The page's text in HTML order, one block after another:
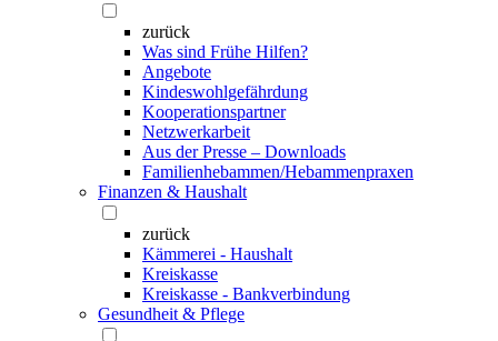
zurück
Was sind Frühe Hilfen?
Angebote
Kindeswohlgefährdung
Kooperationspartner
Netzwerkarbeit
Aus der Presse – Downloads
Familienhebammen/Hebammenpraxen
Finanzen & Haushalt
zurück
Kämmerei - Haushalt
Kreiskasse
Kreiskasse - Bankverbindung
Gesundheit & Pflege